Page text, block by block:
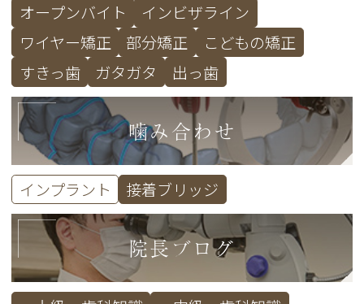
オープンバイト
インビザライン
ワイヤー矯正
部分矯正
こどもの矯正
すきっ歯
ガタガタ 出っ歯
噛み合わせ
インプラント 接着ブリッジ
院長ブログ